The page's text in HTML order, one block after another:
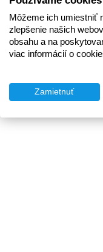
Môžeme ich umiestniť
zlepšenie našich
obsahu a na
viac informácií o
Zamietnuť